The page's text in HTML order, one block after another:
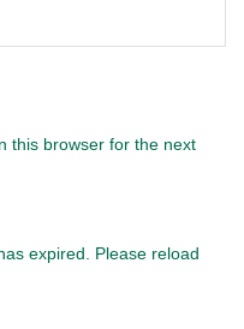
this browser for the next
expired. Please reload